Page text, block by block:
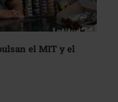
el MIT y el